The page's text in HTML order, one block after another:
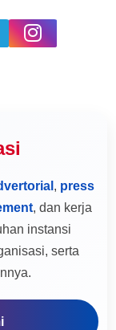
, press
, dan kerja
instansi
serta